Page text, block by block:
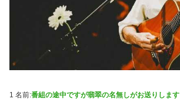
1 名前:番組の途中ですが翡翠の名無しがお送りします